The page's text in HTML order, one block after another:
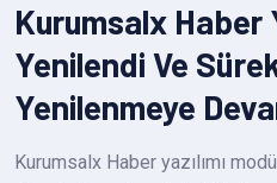
Kurumsalx Haber
Yenilendi Ve
Yenilenmeye
Kurumsalx Haber yazılımı